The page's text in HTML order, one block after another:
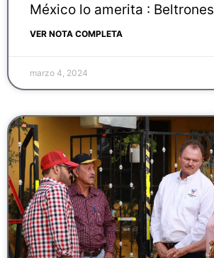
México lo amerita : Beltrones
VER NOTA COMPLETA
marzo 4, 2024